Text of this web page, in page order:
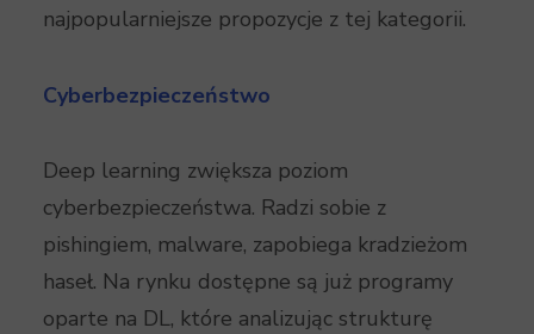
najpopularniejsze propozycje z tej kategorii.
Cyberbezpieczeństwo
Deep learning zwiększa poziom
cyberbezpieczeństwa. Radzi sobie z
pishingiem, malware, zapobiega kradzieżom
haseł. Na rynku dostępne są już programy
oparte na DL, które analizując strukturę